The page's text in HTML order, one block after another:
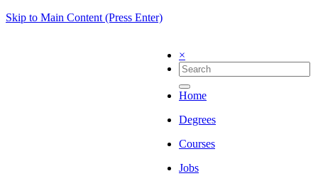
Skip to Main Content (Press Enter)
×
Home
Degrees
Courses
Jobs